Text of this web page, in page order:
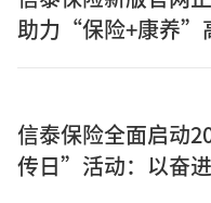
助力“保险+康养”
信泰保险全面启动
传日”活动：以奋